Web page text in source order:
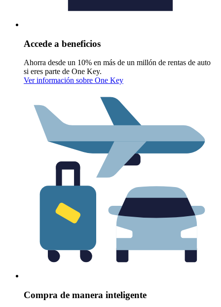
Accede a beneficios
Ahorra desde un 10% en más de un millón de rentas de auto
si eres parte de One Key.
Ver información sobre One Key
Compra de manera inteligente